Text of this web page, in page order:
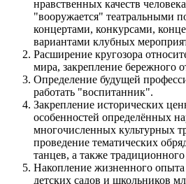
нравственных качеств
"вооружается" театральными
концертами, конкурсами,
вариантами клубных
Расширение кругозора
мира, закрепление бережного
Определение будущей
работать "воспитанник".
Закрепление исторических
особенностей определённых
многочисленных культурных
проведение тематических
танцев, а также традиционного
Накопление жизненного
детских садов и школьников